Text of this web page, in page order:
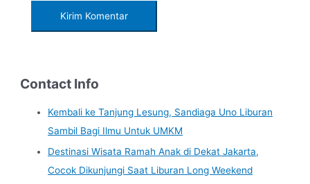
Contact Info
Kembali ke Tanjung Lesung, Sandiaga Uno Liburan
Sambil Bagi Ilmu Untuk UMKM
Destinasi Wisata Ramah Anak di Dekat Jakarta,
Cocok Dikunjungi Saat Liburan Long Weekend